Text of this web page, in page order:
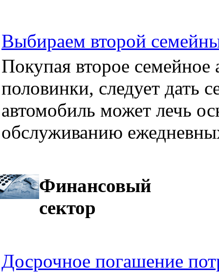
Выбираем второй
Покупая второе семейное
половинки, следует дать
автомобиль может лечь
обслуживанию
Финансовый
сектор
Досрочное погашение